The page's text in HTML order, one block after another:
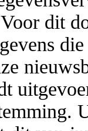
dit